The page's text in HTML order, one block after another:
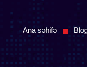
Ana səhifə